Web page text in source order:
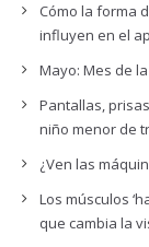
Cómo la forma
influyen en el
Mayo: Mes de
Pantallas,
niño menor de
¿Ven las
Los músculos
que cambia la